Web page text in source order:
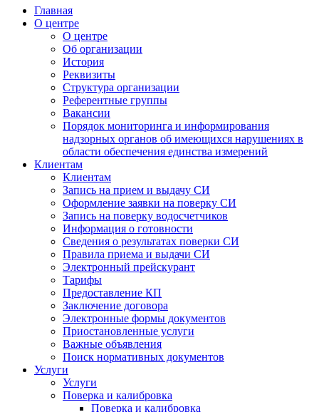
Главная
О центре
О центре
Об организации
История
Реквизиты
Структура организации
Референтные группы
Вакансии
Порядок мониторинга и информирования
надзорных органов об имеющихся нарушениях в
области обеспечения единства измерений
Клиентам
Клиентам
Запись на прием и выдачу СИ
Оформление заявки на поверку СИ
Запись на поверку водосчетчиков
Информация о готовности
Сведения о результатах поверки СИ
Правила приема и выдачи СИ
Электронный прейскурант
Тарифы
Предоставление КП
Заключение договора
Электронные формы документов
Приостановленные услуги
Важные объявления
Поиск нормативных документов
Услуги
Услуги
Поверка и калибровка
Поверка и калибровка